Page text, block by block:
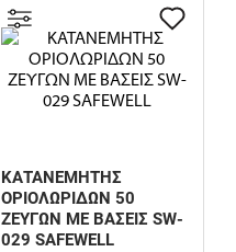
ΚΑΤΑΝΕΜΗΤΗΣ
ΟΡΙΟΛΩΡΙΔΩΝ 50
ΖΕΥΓΩΝ ΜΕ ΒΑΣΕΙΣ SW-
029 SAFEWELL